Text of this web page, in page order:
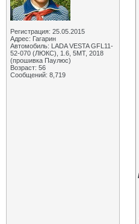
Регистрация: 25.05.2015
Адрес: Гагарин
Автомобиль: LADA VESTA GFL11-
52-070 (ЛЮКС), 1.6, 5МТ, 2018
(прошивка Паулюс)
Возраст: 56
Сообщений: 8,719